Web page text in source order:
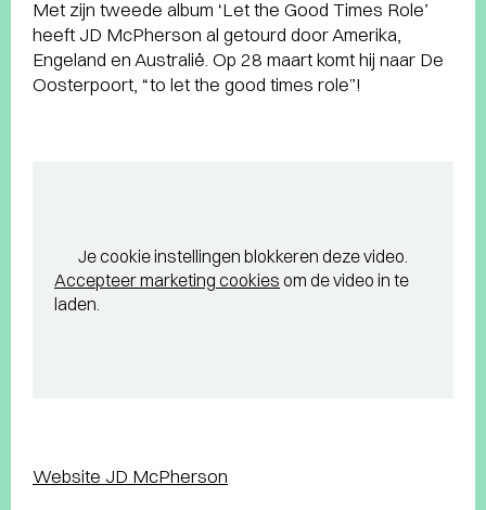
Met zijn tweede album ‘Let the Good Times Role’
heeft JD McPherson al getourd door Amerika,
Engeland en Australië. Op 28 maart komt hij naar De
Oosterpoort, “to let the good times role”!
Je cookie instellingen blokkeren deze video.
Accepteer marketing cookies om de video in te
laden.
Website JD McPherson